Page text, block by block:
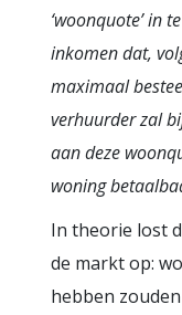
‘woonquote’ in
inkomen dat,
maximaal
verhuurder zal
aan deze
woning
In theorie lost
de markt op:
hebben